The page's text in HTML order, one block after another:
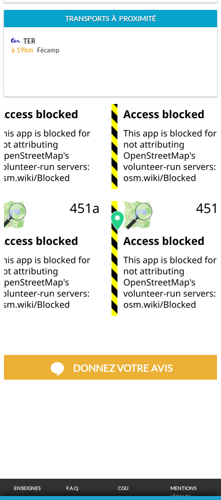
TRANSPORTS À PROXIMITÉ
TER
à 19km
Fécamp
DONNEZ VOTRE AVIS
ENSEIGNES F.A.Q. CGU
MENTIONS
LÉGALES